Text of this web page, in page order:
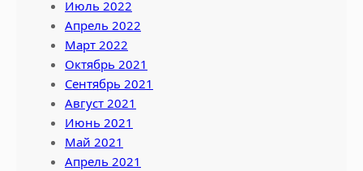
Июль 2022
Апрель 2022
Март 2022
Октябрь 2021
Сентябрь 2021
Август 2021
Июнь 2021
Май 2021
Апрель 2021